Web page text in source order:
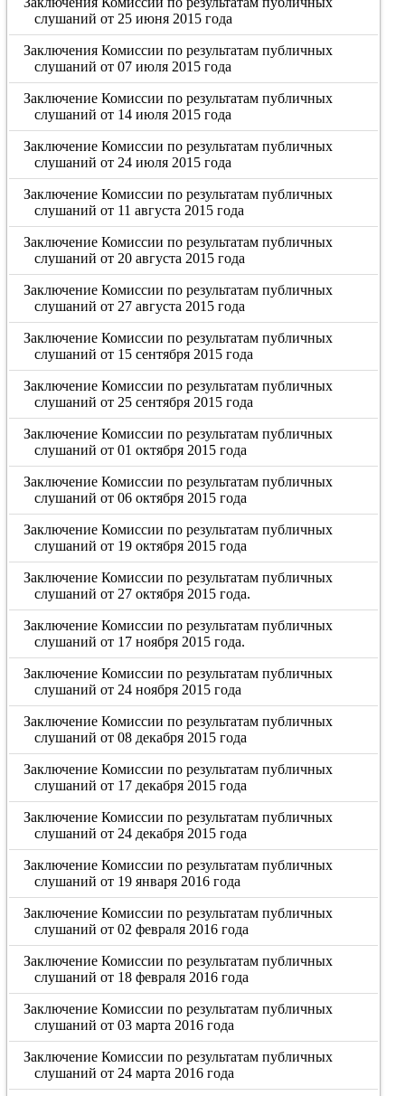
слушаний от 25 июня 2015 года
Заключения Комиссии по результатам публичных
слушаний от 07 июля 2015 года
Заключение Комиссии по результатам публичных
слушаний от 14 июля 2015 года
Заключение Комиссии по результатам публичных
слушаний от 24 июля 2015 года
Заключение Комиссии по результатам публичных
слушаний от 11 августа 2015 года
Заключение Комиссии по результатам публичных
слушаний от 20 августа 2015 года
Заключение Комиссии по результатам публичных
слушаний от 27 августа 2015 года
Заключение Комиссии по результатам публичных
слушаний от 15 сентября 2015 года
Заключение Комиссии по результатам публичных
слушаний от 25 сентября 2015 года
Заключение Комиссии по результатам публичных
слушаний от 01 октября 2015 года
Заключение Комиссии по результатам публичных
слушаний от 06 октября 2015 года
Заключение Комиссии по результатам публичных
слушаний от 19 октября 2015 года
Заключение Комиссии по результатам публичных
слушаний от 27 октября 2015 года.
Заключение Комиссии по результатам публичных
слушаний от 17 ноября 2015 года.
Заключение Комиссии по результатам публичных
слушаний от 24 ноября 2015 года
Заключение Комиссии по результатам публичных
слушаний от 08 декабря 2015 года
Заключение Комиссии по результатам публичных
слушаний от 17 декабря 2015 года
Заключение Комиссии по результатам публичных
слушаний от 24 декабря 2015 года
Заключение Комиссии по результатам публичных
слушаний от 19 января 2016 года
Заключение Комиссии по результатам публичных
слушаний от 02 февраля 2016 года
Заключение Комиссии по результатам публичных
слушаний от 18 февраля 2016 года
Заключение Комиссии по результатам публичных
слушаний от 03 марта 2016 года
Заключение Комиссии по результатам публичных
слушаний от 24 марта 2016 года